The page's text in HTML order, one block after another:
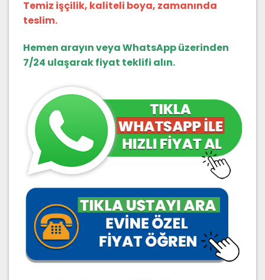
Temiz işçilik, kaliteli boya, zamanında
teslim.
Hemen arayın veya WhatsApp üzerinden
7/24 ulaşarak fiyat teklifi alın.